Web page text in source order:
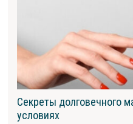
Секреты долговечного
условиях